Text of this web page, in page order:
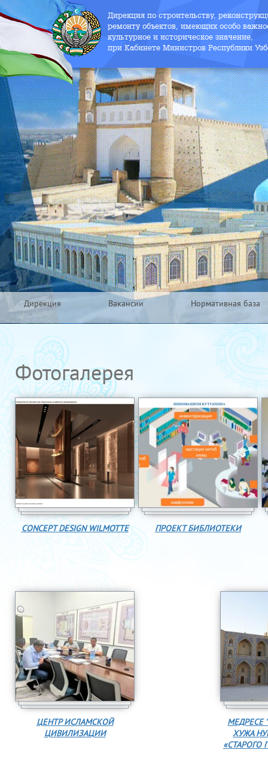
Дирекция по строительству,
ремонту объектов, имеющих особо
культурное и историческое значение,
при Кабинете Министров Республики
Дирекция Вакансии Нормативная база
Фотогалерея
CONCEPT DESIGN WILMOTTE ПРОЕКТ БИБЛИОТЕКИ
ЦЕНТР ИСЛАМСКОЙ
ЦИВИЛИЗАЦИИ
МЕДРЕСЕ
ХУЖА
«СТАРОГО